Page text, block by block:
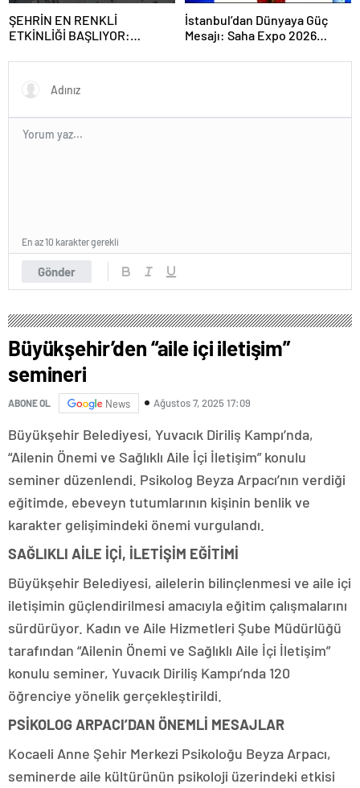
ŞEHRİN EN RENKLİ
ETKİNLİĞİ BAŞLIYOR:
FESTİVALİ” HEYECANI
GAZİOSMANPAŞA’DA
YAŞANACAK
İstanbul’dan Dünyaya Güç
Mesajı: Saha Expo 2026
Gönder
En az 10 karakter gerekli
Büyükşehir’den “aile içi iletişim”
semineri
ABONE OL News Ağustos 7, 2025 17:09
Büyükşehir Belediyesi, Yuvacık Diriliş Kampı’nda,
“Ailenin Önemi ve Sağlıklı Aile İçi İletişim” konulu
seminer düzenlendi. Psikolog Beyza Arpacı’nın verdiği
eğitimde, ebeveyn tutumlarının kişinin benlik ve
karakter gelişimindeki önemi vurgulandı.
SAĞLIKLI AİLE İÇİ, İLETİŞİM EĞİTİMİ
Büyükşehir Belediyesi, ailelerin bilinçlenmesi ve aile içi
iletişimin güçlendirilmesi amacıyla eğitim çalışmalarını
sürdürüyor. Kadın ve Aile Hizmetleri Şube Müdürlüğü
tarafından “Ailenin Önemi ve Sağlıklı Aile İçi İletişim”
konulu seminer, Yuvacık Diriliş Kampı’nda 120
öğrenciye yönelik gerçekleştirildi.
PSİKOLOG ARPACI’DAN ÖNEMLİ MESAJLAR
Kocaeli Anne Şehir Merkezi Psikoloğu Beyza Arpacı,
seminerde aile kültürünün psikoloji üzerindeki etkisi